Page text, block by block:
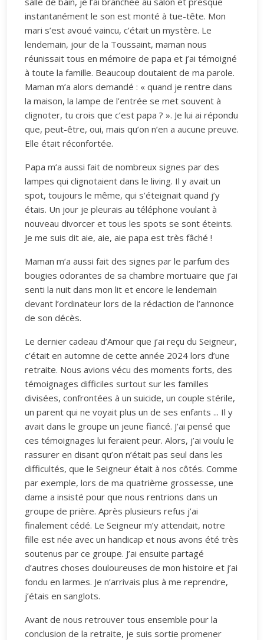
instantanément le son est monté à tue-tête. Mon
mari s’est avoué vaincu, c’était un mystère. Le
lendemain, jour de la Toussaint, maman nous
réunissait tous en mémoire de papa et j’ai témoigné
à toute la famille. Beaucoup doutaient de ma parole.
Maman m’a alors demandé : « quand je rentre dans
la maison, la lampe de l’entrée se met souvent à
clignoter, tu crois que c’est papa ? ». Je lui ai répondu
que, peut-être, oui, mais qu’on n’en a aucune preuve.
Elle était réconfortée.
Papa m’a aussi fait de nombreux signes par des
lampes qui clignotaient dans le living. Il y avait un
spot, toujours le même, qui s’éteignait quand j’y
étais. Un jour je pleurais au téléphone voulant à
nouveau divorcer et tous les spots se sont éteints.
Je me suis dit aie, aie, aie papa est très fâché !
Maman m’a aussi fait des signes par le parfum des
bougies odorantes de sa chambre mortuaire que j’ai
senti la nuit dans mon lit et encore le lendemain
devant l’ordinateur lors de la rédaction de l’annonce
de son décès.
Le dernier cadeau d’Amour que j’ai reçu du Seigneur,
c’était en automne de cette année 2024 lors d’une
retraite. Nous avions vécu des moments forts, des
témoignages difficiles surtout sur les familles
divisées, confrontées à un suicide, un couple stérile,
un parent qui ne voyait plus un de ses enfants ... Il y
avait dans le groupe un jeune fiancé. J’ai pensé que
ces témoignages lui feraient peur. Alors, j’ai voulu le
rassurer en disant qu’on n’était pas seul dans les
difficultés, que le Seigneur était à nos côtés. Comme
par exemple, lors de ma quatrième grossesse, une
dame a insisté pour que nous rentrions dans un
groupe de prière. Après plusieurs refus j’ai
finalement cédé. Le Seigneur m’y attendait, notre
fille est née avec un handicap et nous avons été très
soutenus par ce groupe. J’ai ensuite partagé
d’autres choses douloureuses de mon histoire et j’ai
fondu en larmes. Je n’arrivais plus à me reprendre,
j’étais en sanglots.
Avant de nous retrouver tous ensemble pour la
conclusion de la retraite, je suis sortie promener